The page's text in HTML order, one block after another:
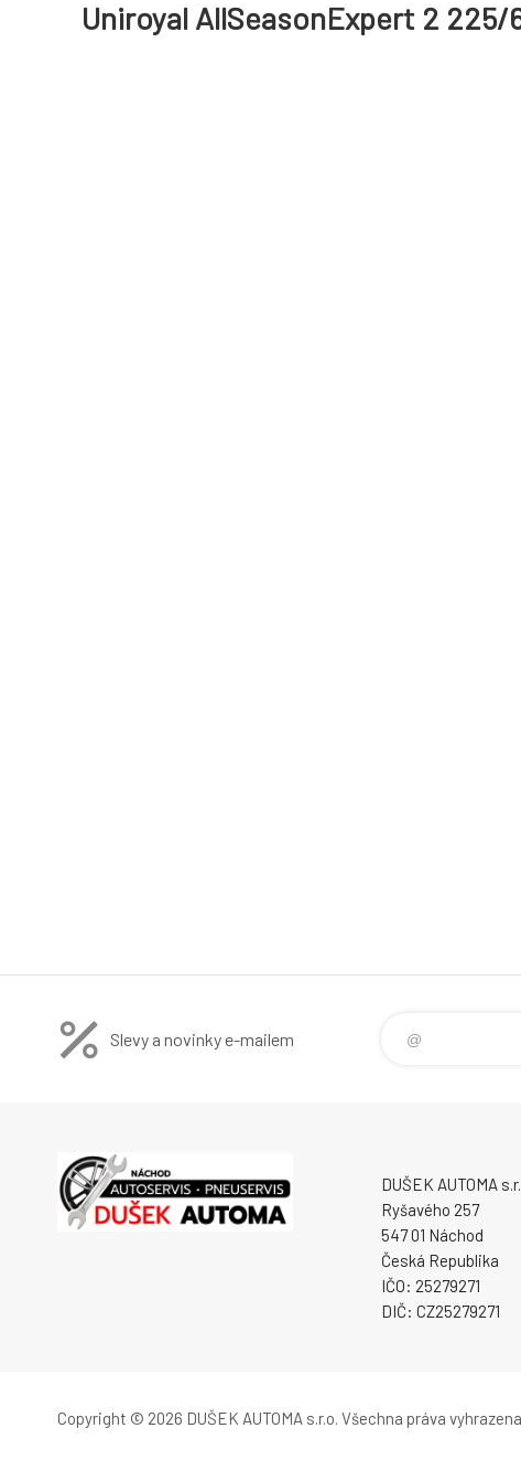
Uniroyal AllSeasonExpert 2 225/
Slevy a novinky e-mailem
DUŠEK AUTOMA
Ryšavého 257
547 01 Náchod
Česká Republika
IČO: 25279271
DIČ: CZ25279271
Copyright © 2026 DUŠEK AUTOMA s.r.o. Všechna práva